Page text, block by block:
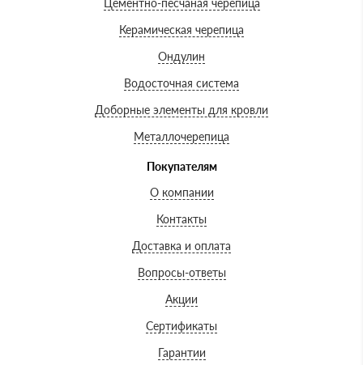
Цементно-песчаная черепица
Керамическая черепица
Ондулин
Водосточная система
Доборные элементы для кровли
Металлочерепица
Покупателям
О компании
Контакты
Доставка и оплата
Вопросы-ответы
Акции
Сертификаты
Гарантии